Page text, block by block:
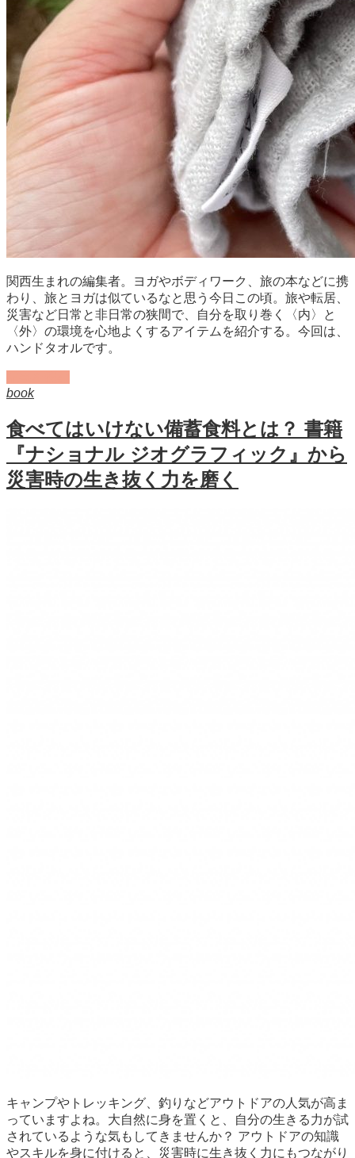
関西生まれの編集者。ヨガやボディワーク、旅の本などに携
わり、旅とヨガは似ているなと思う今日この頃。旅や転居、
災害など日常と非日常の狭間で、自分を取り巻く〈内〉と
〈外〉の環境を心地よくするアイテムを紹介する。今回は、
ハンドタオルです。
book
食べてはいけない備蓄食料とは？ 書籍
『ナショナル ジオグラフィック』から
災害時の生き抜く力を磨く
キャンプやトレッキング、釣りなどアウトドアの人気が高ま
っていますよね。大自然に身を置くと、自分の生きる力が試
されているような気もしてきませんか？ アウトドアの知識
やスキルを身に付けると、災害時に生き抜く力にもつながり